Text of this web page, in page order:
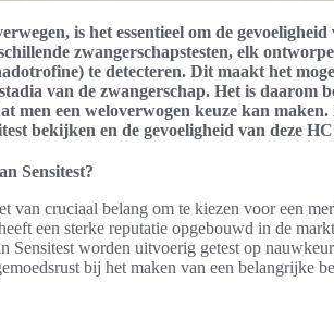
is het essentieel om de
zwangerschapstesten, elk
te detecteren. Dit maakt het
van de zwangerschap. Het is daarom
men een weloverwogen keuze kan maken.
bekijken en de gevoeligheid van deze
Sensitest?
van cruciaal belang om te kiezen voor een
een sterke reputatie opgebouwd in de
Sensitest worden uitvoerig getest op
bij het maken van een belangrijke